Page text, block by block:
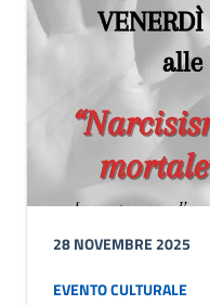
28 NOVEMBRE 2025
EVENTO CULTURALE